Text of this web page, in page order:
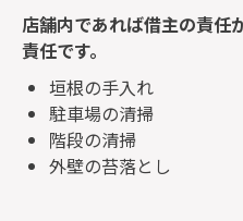
店舗内であれば借主の責任
責任です。
垣根の手入れ
駐車場の清掃
階段の清掃
外壁の苔落とし